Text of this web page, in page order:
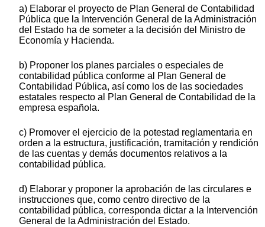
a) Elaborar el proyecto de Plan General de Contabilidad
Pública que la Intervención General de la Administración
del Estado ha de someter a la decisión del Ministro de
Economía y Hacienda.
b) Proponer los planes parciales o especiales de
contabilidad pública conforme al Plan General de
Contabilidad Pública, así como los de las sociedades
estatales respecto al Plan General de Contabilidad de la
empresa española.
c) Promover el ejercicio de la potestad reglamentaria en
orden a la estructura, justificación, tramitación y rendición
de las cuentas y demás documentos relativos a la
contabilidad pública.
d) Elaborar y proponer la aprobación de las circulares e
instrucciones que, como centro directivo de la
contabilidad pública, corresponda dictar a la Intervención
General de la Administración del Estado.